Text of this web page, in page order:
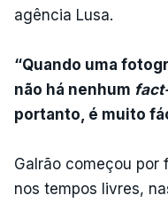
agência Lusa.
“Quando uma
não há nenhum
portanto, é muito
Galrão começou
nos tempos livres,